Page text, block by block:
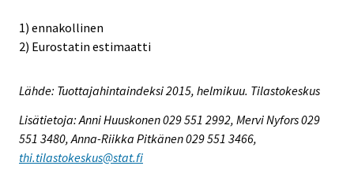
1) ennakollinen
2) Eurostatin estimaatti
Lähde: Tuottajahintaindeksi 2015, helmikuu. Tilastokeskus
Lisätietoja: Anni Huuskonen 029 551 2992, Mervi Nyfors 029
551 3480, Anna-Riikka Pitkänen 029 551 3466,
thi.tilastokeskus@stat.fi